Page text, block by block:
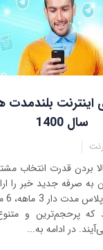
بلندمدت
سال 1400
بردن قدرت انتخاب
به صرفه جدید خبر را
پرحجم‌ترین و
در ادامه به...